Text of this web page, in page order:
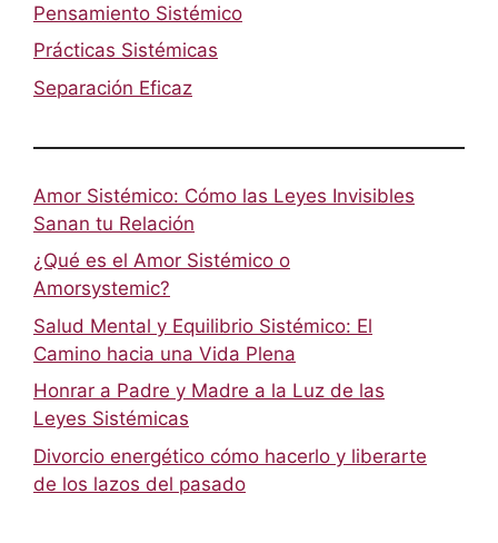
Pensamiento Sistémico
Prácticas Sistémicas
Separación Eficaz
Amor Sistémico: Cómo las Leyes Invisibles
Sanan tu Relación
¿Qué es el Amor Sistémico o
Amorsystemic?
Salud Mental y Equilibrio Sistémico: El
Camino hacia una Vida Plena
Honrar a Padre y Madre a la Luz de las
Leyes Sistémicas
Divorcio energético cómo hacerlo y liberarte
de los lazos del pasado